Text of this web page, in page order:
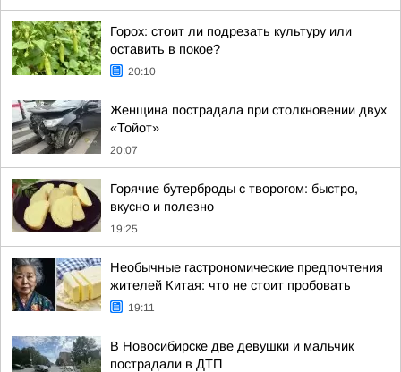
Горох: стоит ли подрезать культуру или
оставить в покое?
20:10
Женщина пострадала при столкновении двух
«Тойот»
20:07
Горячие бутерброды с творогом: быстро,
вкусно и полезно
19:25
Необычные гастрономические предпочтения
жителей Китая: что не стоит пробовать
19:11
В Новосибирске две девушки и мальчик
пострадали в ДТП